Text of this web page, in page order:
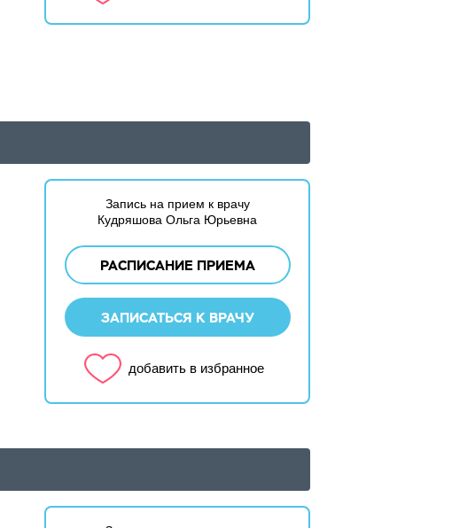
Запись на прием к врачу
Кудряшова Ольга Юрьевна
РАСПИСАНИЕ ПРИЕМА
ЗАПИСАТЬСЯ К ВРАЧУ
добавить в избранное